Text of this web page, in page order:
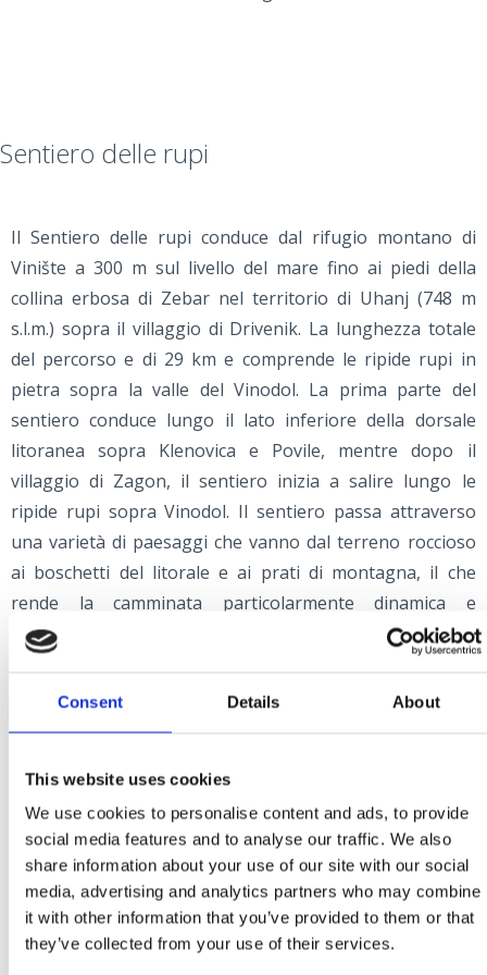
Consent Details About
This website uses cookies
We use cookies to personalise content and ads, to provide
social media features and to analyse our traffic. We also
share information about your use of our site with our social
media, advertising and analytics partners who may combine
it with other information that you’ve provided to them or that
they’ve collected from your use of their services.
Sentiero delle rupi
Il Sentiero delle rupi conduce dal rifugio montano di
Vinište a 300 m sul livello del mare fino ai piedi della
collina erbosa di Zebar nel territorio di Uhanj (748 m
s.l.m.) sopra il villaggio di Drivenik. La lunghezza totale
del percorso e di 29 km e comprende le ripide rupi in
pietra sopra la valle del Vinodol. La prima parte del
sentiero conduce lungo il lato inferiore della dorsale
litoranea sopra Klenovica e Povile, mentre dopo il
villaggio di Zagon, il sentiero inizia a salire lungo le
ripide rupi sopra Vinodol. Il sentiero passa attraverso
una varietà di paesaggi che vanno dal terreno roccioso
ai boschetti del litorale e ai prati di montagna, il che
rende la camminata particolarmente dinamica e
interessante. Durante le escursioni lungo il Sentiero
delle rupi è possibile visitare la cima di Gradina a
un'altitudine di 379 metri, i punti panoramici di Kameni
massiccio di Kozak (669 m s.l.m.). La fortezza di Ledenice,
che ebbe un ruolo cruciale nella difesa contro i turchi
fino alla fine del XVII secolo, è un punto di riferimento
importante di questo sentiero.